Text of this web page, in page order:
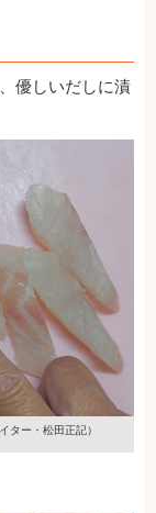
優しいだしに漬
ター・松田正記）